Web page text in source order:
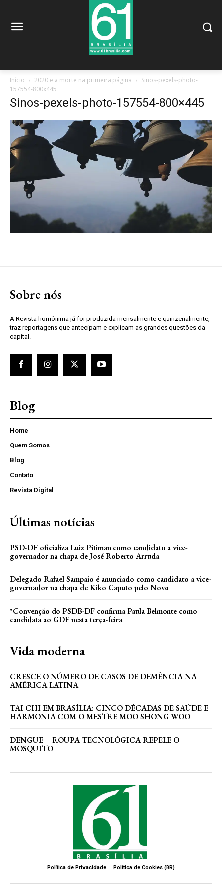
Início 2020 e a morte na primeira página
Sinos-pexels-photo-
157554-800x445
Sinos-pexels-photo-157554-800×445
Sobre nós
A Revista homônima já foi produzida mensalmente e quinzenalmente,
traz reportagens que antecipam e explicam as grandes questões da
capital.
Blog
Home
Quem Somos
Blog
Contato
Revista Digital
Últimas notícias
PSD-DF oficializa Luiz Pitiman como candidato a vice-
governador na chapa de José Roberto Arruda
Delegado Rafael Sampaio é anunciado como candidato a vice-
governador na chapa de Kiko Caputo pelo Novo
*Convenção do PSDB-DF confirma Paula Belmonte como
candidata ao GDF nesta terça-feira
Vida moderna
CRESCE O NÚMERO DE CASOS DE DEMÊNCIA NA
AMÉRICA LATINA
TAI CHI EM BRASÍLIA: CINCO DÉCADAS DE SAÚDE E
HARMONIA COM O MESTRE MOO SHONG WOO
DENGUE – ROUPA TECNOLÓGICA REPELE O
MOSQUITO
Política de Privacidade Política de Cookies (BR)